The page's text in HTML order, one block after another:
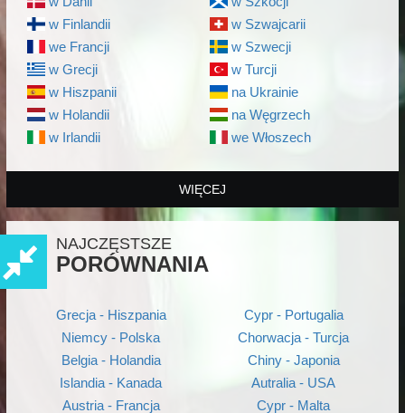
w Finlandii
we Francji
w Grecji
w Hiszpanii
w Holandii
w Irlandii
w Szwajcarii
w Szwecji
w Turcji
na Ukrainie
na Węgrzech
we Włoszech
WIĘCEJ
NAJCZĘSTSZE
PORÓWNANIA
Grecja - Hiszpania
Niemcy - Polska
Belgia - Holandia
Islandia - Kanada
Austria - Francja
Cypr - Portugalia
Chorwacja - Turcja
Chiny - Japonia
Autralia - USA
Cypr - Malta